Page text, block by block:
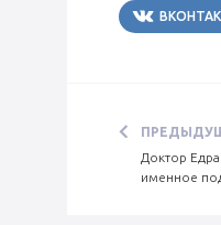
Доктор
именное